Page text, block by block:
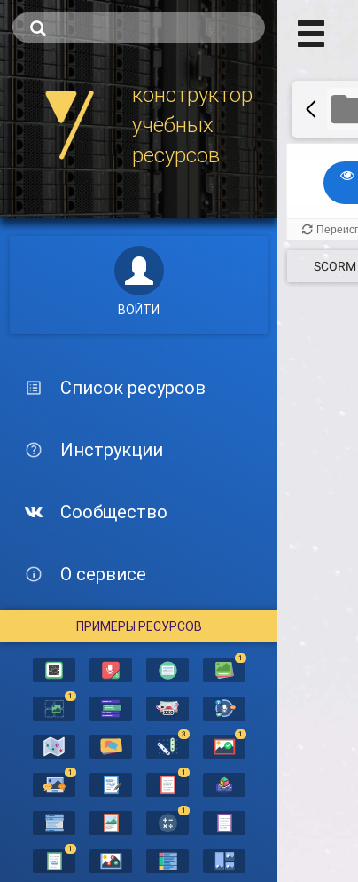
конструктор
учебных
ресурсов
ВОЙТИ
Список ресурсов
Инструкции
Сообщество
О сервисе
ПРИМЕРЫ РЕСУРСОВ
1
1
3 1
1 1
1
1
SCORM